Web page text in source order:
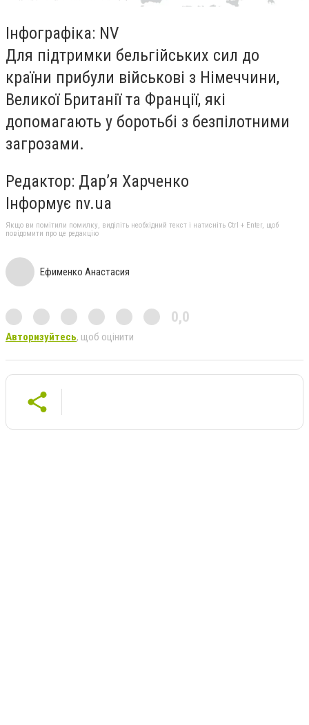
Інфографіка: NV
Для підтримки бельгійських сил до
країни прибули військові з Німеччини,
Великої Британії та Франції, які
допомагають у боротьбі з безпілотними
загрозами.
Редактор: Дар’я Харченко
Інформує nv.ua
Якщо ви помітили помилку, виділіть необхідний текст і натисніть Ctrl + Enter, щоб
повідомити про це редакцію
Ефименко Анастасия
0,0
Авторизуйтесь, щоб оцінити